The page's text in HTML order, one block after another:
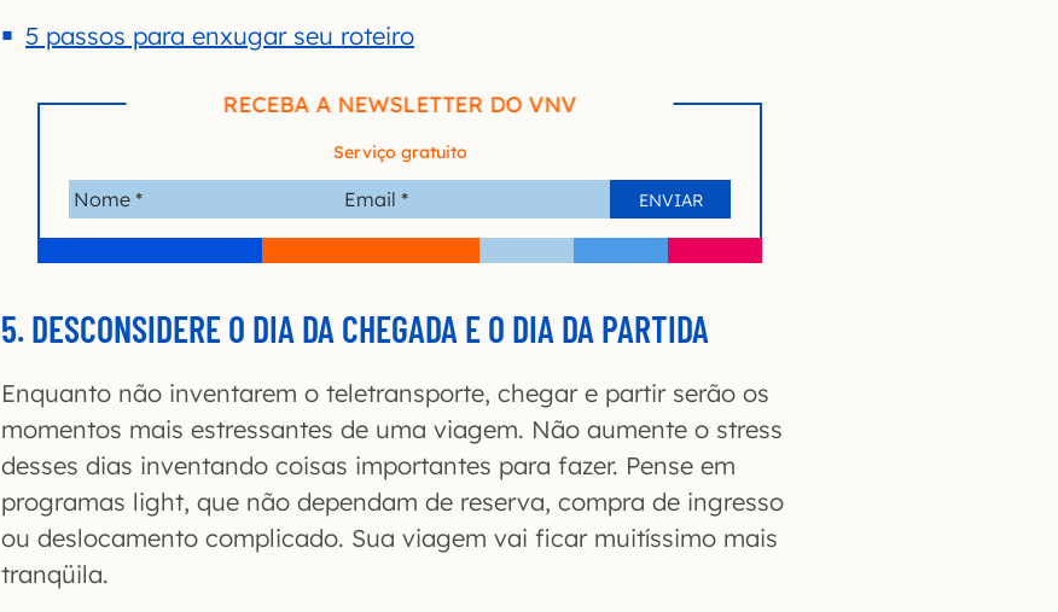
5 passos para enxugar seu roteiro
RECEBA A NEWSLETTER DO VNV
Serviço gratuito
5. DESCONSIDERE O DIA DA CHEGADA E O DIA DA PARTIDA
Enquanto não inventarem o teletransporte, chegar e partir serão os
momentos mais estressantes de uma viagem. Não aumente o stress
desses dias inventando coisas importantes para fazer. Pense em
programas light, que não dependam de reserva, compra de ingresso
ou deslocamento complicado. Sua viagem vai ficar muitíssimo mais
tranqüila.